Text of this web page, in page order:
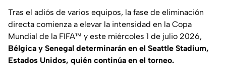
Tras el adiós de varios equipos, la fase de eliminación
directa comienza a elevar la intensidad en la Copa
Mundial de la FIFA™ y este miércoles 1 de julio 2026,
Bélgica y Senegal determinarán en el Seattle Stadium,
Estados Unidos, quién continúa en el torneo.